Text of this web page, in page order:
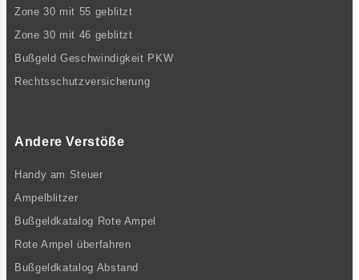
Zone 30 mit 55 geblitzt
Zone 30 mit 46 geblitzt
Bußgeld Geschwindigkeit PKW
Rechtsschutzversicherung
Andere Verstöße
Handy am Steuer
Ampelblitzer
Bußgeldkatalog Rote Ampel
Rote Ampel überfahren
Bußgeldkatalog Abstand